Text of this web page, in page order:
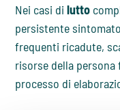
Nei casi dilutto
persistente
frequenti ricadute,
risorse della
processo di